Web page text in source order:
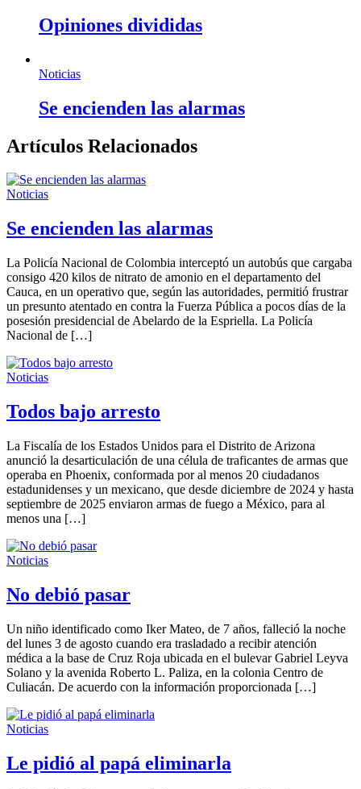
Opiniones divididas
Noticias
Se encienden las alarmas
Artículos Relacionados
Noticias
Se encienden las alarmas
La Policía Nacional de Colombia interceptó un autobús que cargaba
consigo 420 kilos de nitrato de amonio en el departamento del
Cauca, en un operativo que, según las autoridades, permitió frustrar
un presunto atentado en contra la Fuerza Pública a pocos días de la
posesión presidencial de Abelardo de la Espriella. La Policía
Nacional de […]
Noticias
Todos bajo arresto
La Fiscalía de los Estados Unidos para el Distrito de Arizona
anunció la desarticulación de una célula de traficantes de armas que
operaba en Phoenix, conformada por al menos 20 ciudadanos
estadunidenses y un mexicano, que desde diciembre de 2024 y hasta
septiembre de 2025 enviaron armas de fuego a México, para al
menos una […]
Noticias
No debió pasar
Un niño identificado como Iker Mateo, de 7 años, falleció la noche
del lunes 3 de agosto cuando era trasladado a recibir atención
médica a la base de Cruz Roja ubicada en el bulevar Gabriel Leyva
Solano y la avenida Roberto L. Paliza, en la colonia Centro de
Culiacán. De acuerdo con la información proporcionada […]
Noticias
Le pidió al papá eliminarla